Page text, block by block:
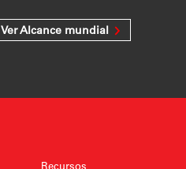
Ver Alcance mundial
Recursos